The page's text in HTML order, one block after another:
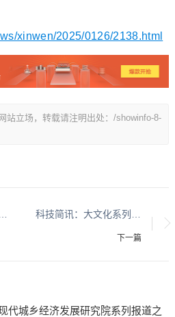
xinwen/2025/0126/2138.html
站立场，转载请注明出处：/showinfo-8-
下一篇
代城乡经济发展研究院系列报道之